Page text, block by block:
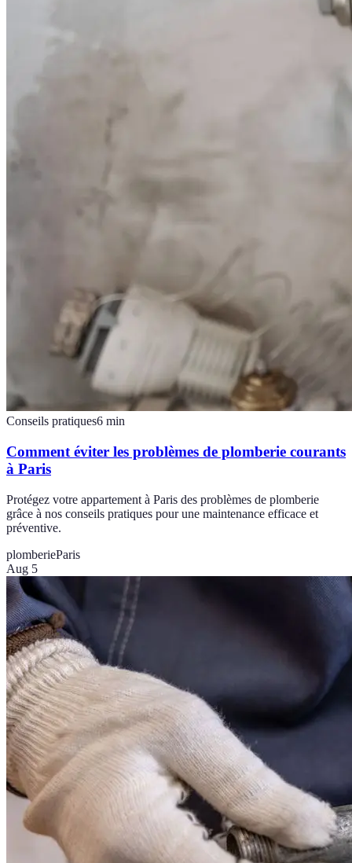
Conseils pratiques6 min
Comment éviter les problèmes de plomberie courants
à Paris
Protégez votre appartement à Paris des problèmes de plomberie
grâce à nos conseils pratiques pour une maintenance efficace et
préventive.
plomberieParis
Aug 5